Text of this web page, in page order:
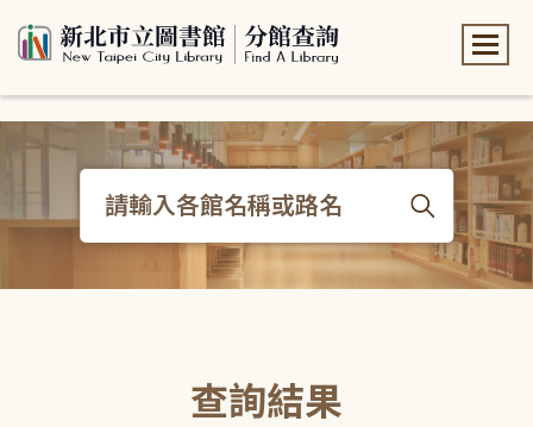
查詢結果